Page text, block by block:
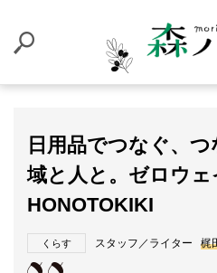
日用品でつなぐ、
域と人と。ゼロウェ
HONOTOKIKI
くらす スタッフ／ライター 梶